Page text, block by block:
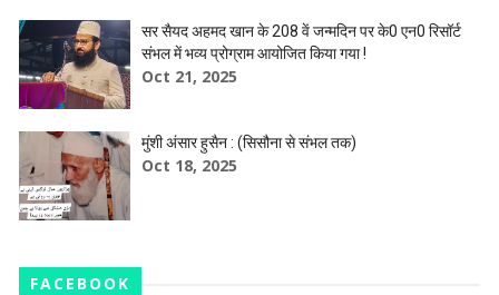
सर सैयद अहमद खान के 208 वें जन्मदिन पर के0 एन0 रिसॉर्ट
संभल में भव्य प्रोग्राम आयोजित किया गया !
Oct 21, 2025
मुंशी अंसार हुसैन : (सिसौना से संभल तक)
Oct 18, 2025
FACEBOOK